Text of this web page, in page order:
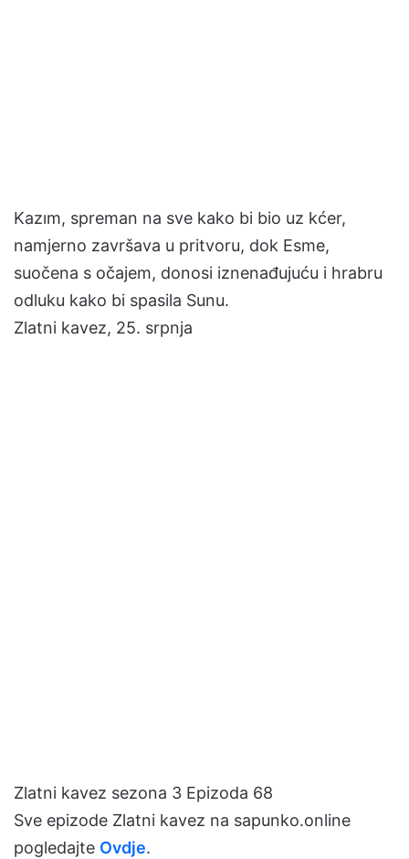
Kazım, spreman na sve kako bi bio uz kćer,
namjerno završava u pritvoru, dok Esme,
suočena s očajem, donosi iznenađujuću i hrabru
odluku kako bi spasila Sunu.
Zlatni kavez, 25. srpnja
Zlatni kavez sezona 3 Epizoda 68
Sve epizode Zlatni kavez na sapunko.online
pogledajte Ovdje.